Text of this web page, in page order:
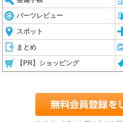
パーツレビュー
スポット
まとめ
【PR】ショッピング